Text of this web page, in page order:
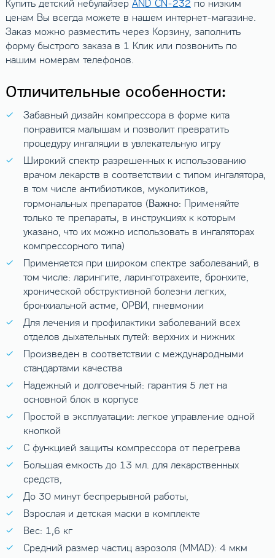
Купить детский небулайзер AND CN-232 по низким
ценам Вы всегда можете в нашем интернет-магазине.
Заказ можно разместить через Корзину, заполнить
форму быстрого заказа в 1 Клик или позвонить по
нашим номерам телефонов.
Отличительные особенности:
Забавный дизайн компрессора в форме кита
понравится малышам и позволит превратить
процедуру ингаляции в увлекательную игру
Широкий спектр разрешенных к использованию
врачом лекарств в соответствии с типом ингалятора,
в том числе антибиотиков, муколитиков,
гормональных препаратов (Важно: Применяйте
только те препараты, в инструкциях к которым
указано, что их можно использовать в ингаляторах
компрессорного типа)
Применяется при широком спектре заболеваний, в
том числе: ларингите, ларинготрахеите, бронхите,
хронической обструктивной болезни легких,
бронхиальной астме, ОРВИ, пневмонии
Для лечения и профилактики заболеваний всех
отделов дыхательных путей: верхних и нижних
Произведен в соответствии с международными
стандартами качества
Надежный и долговечный: гарантия 5 лет на
основной блок в корпусе
Простой в эксплуатации: легкое управление одной
кнопкой
С функцией защиты компрессора от перегрева
Большая емкость до 13 мл. для лекарственных
средств,
До 30 минут беспрерывной работы,
Взрослая и детская маски в комплекте
Вес: 1,6 кг
Средний размер частиц аэрозоля (MMAD): 4 мкм